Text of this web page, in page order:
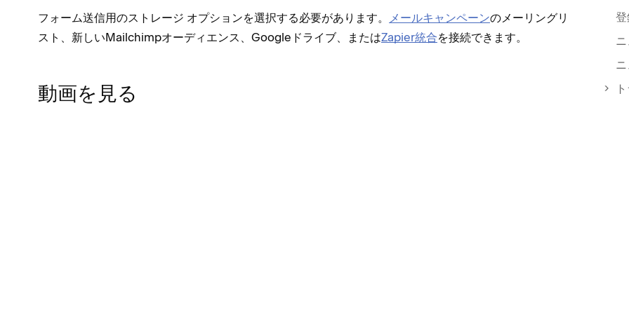
フ⁠ォ⁠ーム送信用のストレ⁠ージ オプシ⁠ョンを選択する必要があります⁠。 メ⁠ールキ⁠ャンペ⁠ーンのメ⁠ーリングリ
スト⁠、新しいMailchimpオ⁠ーデ⁠ィエンス⁠、Googleドライブ⁠、またはZapier統合を接続できます⁠。
動画を見る